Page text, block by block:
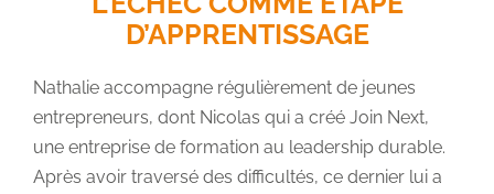
D’APPRENTISSAGE
Nathalie accompagne régulièrement de jeunes
entrepreneurs, dont Nicolas qui a créé Join Next,
une entreprise de formation au leadership durable.
Après avoir traversé des difficultés, ce dernier lui a